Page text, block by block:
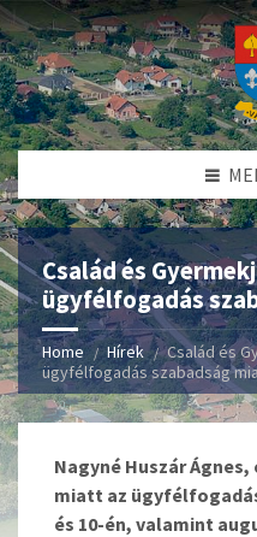
Család és
ügyfélfogadás
Home Hírek
Család és
ügyfélfogadás szabadság
Nagyné Huszár
miatt az
és 10-én, valamint